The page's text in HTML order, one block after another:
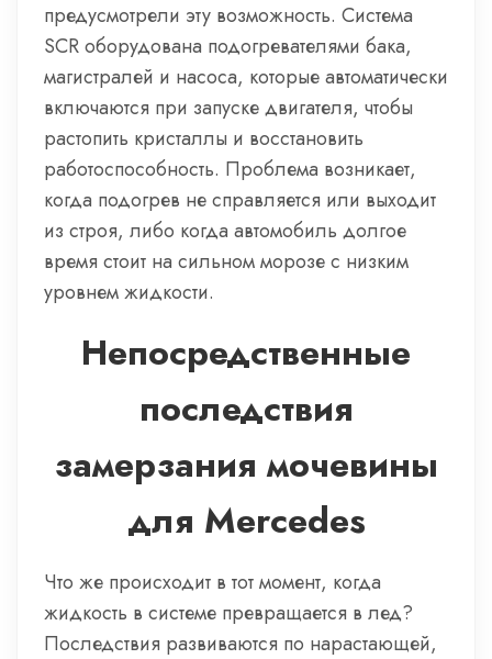
предусмотрели эту возможность. Система
SCR оборудована подогревателями бака,
магистралей и насоса, которые автоматически
включаются при запуске двигателя, чтобы
растопить кристаллы и восстановить
работоспособность. Проблема возникает,
когда подогрев не справляется или выходит
из строя, либо когда автомобиль долгое
время стоит на сильном морозе с низким
уровнем жидкости.
Непосредственные
последствия
замерзания мочевины
для Mercedes
Что же происходит в тот момент, когда
жидкость в системе превращается в лед?
Последствия развиваются по нарастающей,